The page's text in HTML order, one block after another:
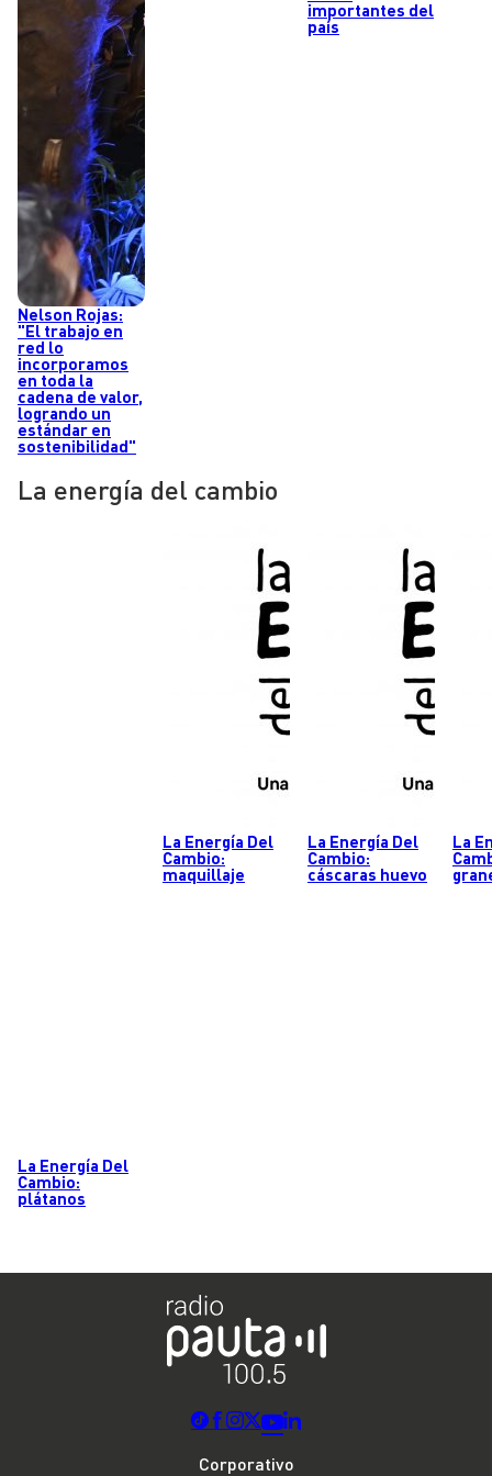
Nelson Rojas:
"El trabajo en
red lo
incorporamos
en toda la
cadena de valor,
logrando un
estándar en
sostenibilidad"
importantes del
país
La energía del cambio
La Energía Del
Cambio:
plátanos
La Energía Del
Cambio:
maquillaje
La Energía Del
Cambio:
cáscaras huevo
La
Corporativo